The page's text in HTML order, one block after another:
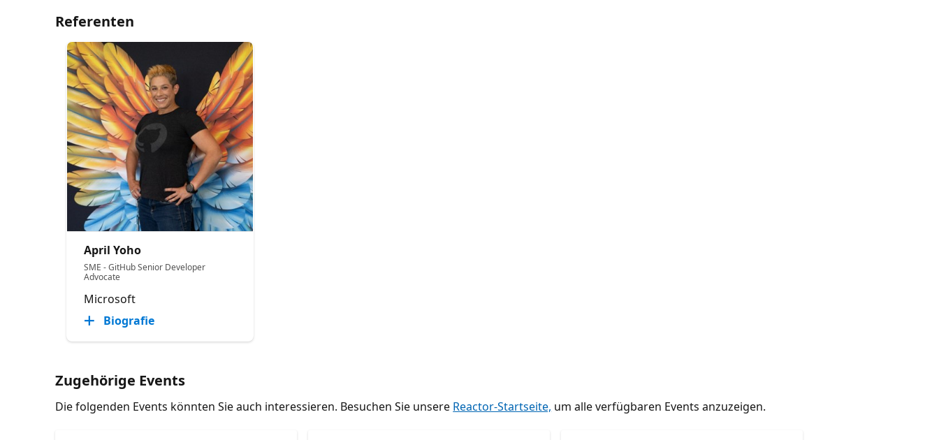
Referenten
April Yoho
SME - GitHub Senior Developer
Advocate
Microsoft
Biografie
Zugehörige Events
Die folgenden Events könnten Sie auch interessieren. Besuchen Sie unsere Reactor-Startseite, um alle verfügbaren Events anzuzeigen.